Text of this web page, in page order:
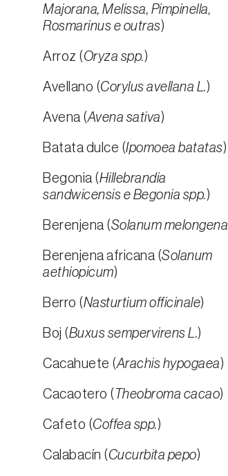
Majorana, Melissa, Pimpinella,
Rosmarinus e outras)
Arroz (Oryza spp.)
Avellano (Corylus avellana L.)
Avena (Avena sativa)
Batata dulce (Ipomoea batatas)
Begonia (Hillebrandia
sandwicensis e Begonia spp.)
Berenjena (Solanum melongena
Berenjena africana (Solanum
aethiopicum)
Berro (Nasturtium officinale)
Boj (Buxus sempervirens L.)
Cacahuete (Arachis hypogaea)
Cacaotero ( Theobroma cacao)
Cafeto (Coffea spp.)
Calabacín (Cucurbita pepo)